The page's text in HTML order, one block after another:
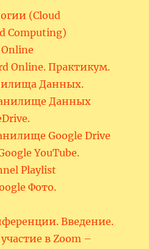
(Cloud
Computing)
Online. Практикум.
Данных.
Данных
Google Drive
YouTube.
Playlist
Фото.
Введение.
в Zoom –